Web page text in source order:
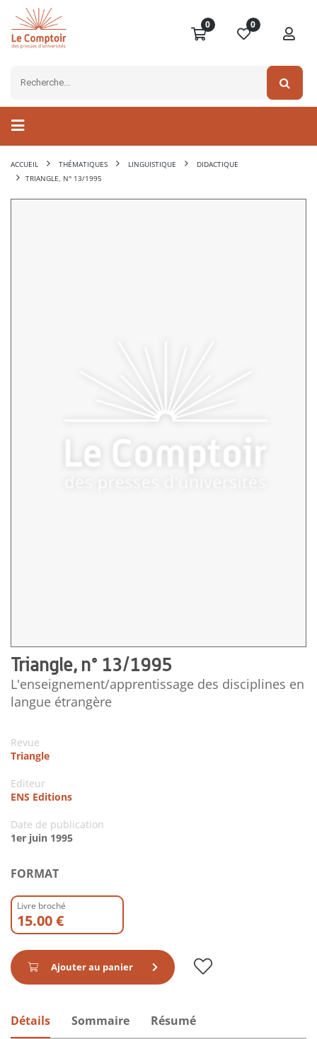
0 0
ACCUEIL THÉMATIQUES LINGUISTIQUE
DIDACTIQUE
TRIANGLE, N° 13/1995
Triangle, n° 13/1995
L'enseignement/apprentissage des disciplines en
langue étrangère
Revue
Triangle
Editeur
ENS Editions
Date de publication
1er juin 1995
FORMAT
Livre broché
15.00 €
Ajouter au panier
Détails Sommaire Résumé